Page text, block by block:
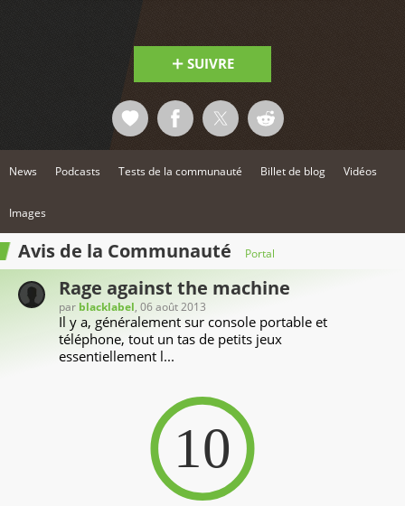
SUIVRE
News Podcasts Tests de la communauté Billet de blog Vidéos
Images
Avis de la Communauté Portal
Rage against the machine
par blacklabel, 06 août 2013
Il y a, généralement sur console portable et
téléphone, tout un tas de petits jeux
essentiellement l...
10